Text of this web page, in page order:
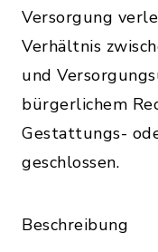
Versorgung
Verhältnis
und
bürgerlichem
Gestattungs-
geschlossen.
Beschreibung